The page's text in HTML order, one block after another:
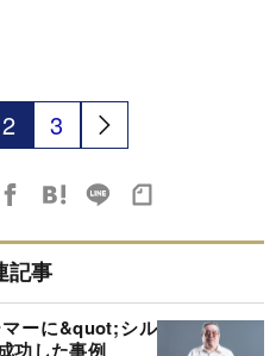
2 3
記事
ーに&quot;シル
功した事例